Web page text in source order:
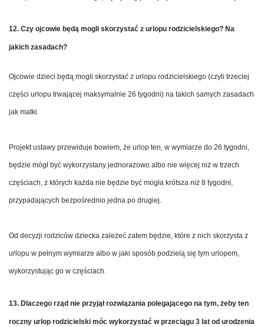
12. Czy ojcowie będą mogli skorzystać z urlopu rodzicielskiego? Na
jakich zasadach?
Ojcowie dzieci będą mogli skorzystać z urlopu rodzicielskiego (czyli trzeciej
części urlopu trwającej maksymalnie 26 tygodni) na takich samych zasadach
jak matki.
Projekt ustawy przewiduje bowiem, że urlop ten, w wymiarze do 26 tygodni,
będzie mógł być wykorzystany jednorazowo albo nie więcej niż w trzech
częściach, z których każda nie będzie być mogła krótsza niż 8 tygodni,
przypadających bezpośrednio jedna po drugiej.
Od decyzji rodziców dziecka zależeć zatem będzie, które z nich skorzysta z
urlopu w pełnym wymiarze albo w jaki sposób podzielą się tym urlopem,
wykorzystując go w częściach.
13. Dlaczego rząd nie przyjął rozwiązania polegającego na tym, żeby ten
roczny urlop rodzicielski móc wykorzystać w przeciągu 3 lat od urodzenia